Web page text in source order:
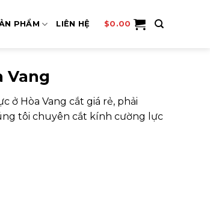
PHẨM LIÊN HỆ $0.00
Vang
ở Hòa Vang cắt giá rẻ, phải
tôi chuyên cắt kính cường lực